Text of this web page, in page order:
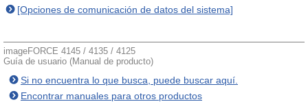
[Opciones de comunicación de datos del sistema]
imageFORCE 4145 / 4135 / 4125
Guía de usuario (Manual de producto)
Si no encuentra lo que busca, puede buscar aquí.
Encontrar manuales para otros productos